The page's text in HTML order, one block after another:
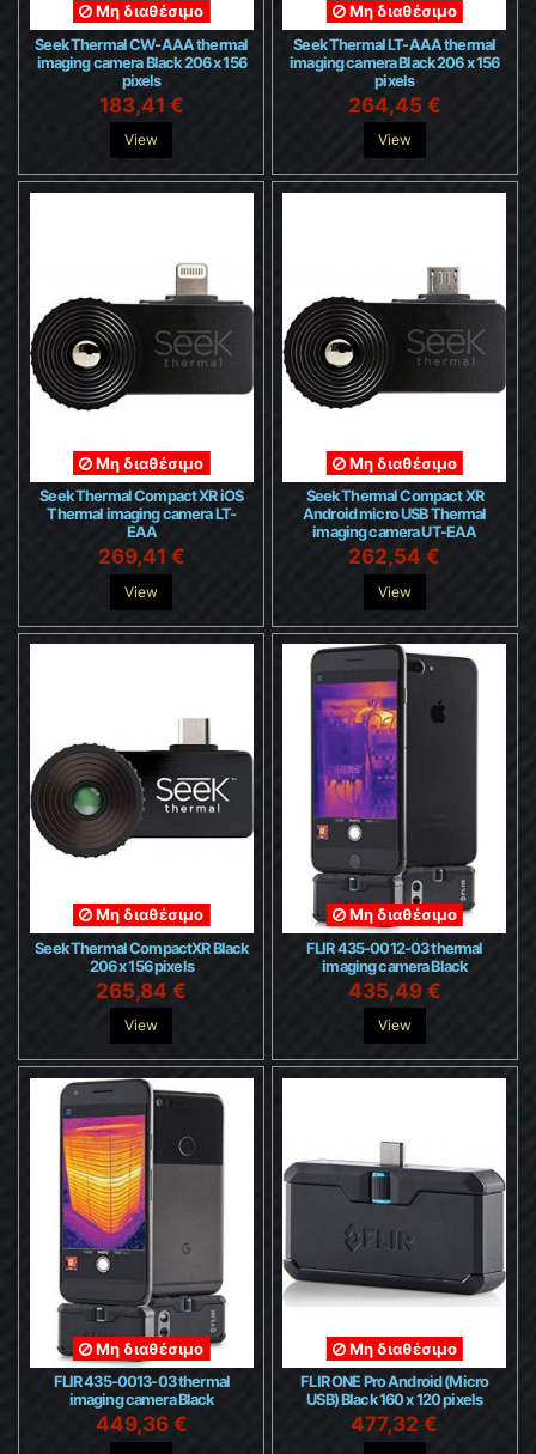
Μη διαθέσιμο
Seek Thermal CW-AAA thermal
imaging camera Black 206 x 156
pixels
183,41 €
View
Μη διαθέσιμο
Seek Thermal LT-AAA thermal
imaging camera Black 206 x 156
pixels
264,45 €
View
Μη διαθέσιμο
Seek Thermal Compact XR iOS
Thermal imaging camera LT-
EAA
269,41 €
View
Μη διαθέσιμο
Seek Thermal Compact XR
Android micro USB Thermal
imaging camera UT-EAA
262,54 €
View
Μη διαθέσιμο
Seek Thermal CompactXR Black
206 x 156 pixels
265,84 €
View
Μη διαθέσιμο
FLIR 435-0012-03 thermal
imaging camera Black
435,49 €
View
Μη διαθέσιμο
FLIR 435-0013-03 thermal
imaging camera Black
449,36 €
Μη διαθέσιμο
FLIR ONE Pro Android (Micro
USB) Black 160 x 120 pixels
477,32 €